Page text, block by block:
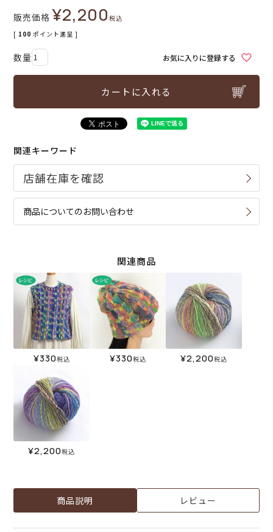
販売価格 ¥2,200税込
[ 100 ポイント進呈 ]
お気に入りに登録する
カートに入れる
関連キーワード
商品についてのお問い合わせ
関連商品
¥330税込 ¥330税込 ¥2,200税込
¥2,200税込
商品説明 レビュー